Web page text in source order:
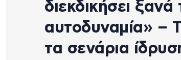
διεκδικήσει ξανά
αυτοδυναμία» –
τα σενάρια